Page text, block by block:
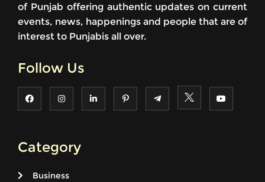
of Punjab offering authentic updates on current
events, news, happenings and people that are of
interest to Punjabis all over.
Follow Us
Category
Business